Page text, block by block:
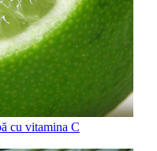
cu vitamina C